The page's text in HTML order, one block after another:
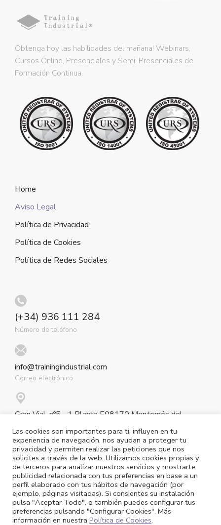
Obtenga hoy las habilidades del mañana! Webinars,
Cursos Online, Presenciales y Semi-Presenciales de
Formación Continua.
Home
Aviso Legal
Política de Privacidad
Política de Cookies
Política de Redes Sociales
(+34) 936 111 284
Número de teléfono
info@trainingindustrial.com
Correo electrónico
Gran Vial, nº5 - 1 Planta E08170 Montornés del
Vallés (Barcelona)
Nuestra ubicación
Las cookies son importantes para ti, influyen en tu
experiencia de navegación, nos ayudan a proteger tu
privacidad y permiten realizar las peticiones que nos
solicites a través de la web. Utilizamos cookies propias y
de terceros para analizar nuestros servicios y mostrarte
publicidad relacionada con tus preferencias en base a un
perfil elaborado con tus hábitos de navegación (por
ejemplo, páginas visitadas). Si consientes su instalación
pulsa "Aceptar Todo", o también puedes configurar tus
preferencias pulsando "Configurar Cookies". Más
información en nuestra Política de Cookies.